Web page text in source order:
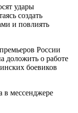
удары
создать
и повлиять
России
доложить о работе
боевиков
в мессенджере